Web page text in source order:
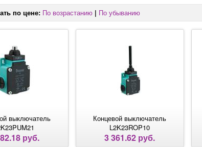
по цене: По возрастанию | По убыванию
выключатель
руб.
Концевой выключатель
L2K23ROP10
3 361.62 руб.